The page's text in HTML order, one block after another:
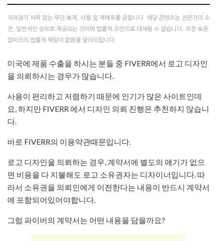
저작권자 허락 없는 무단 복제, 사용 및 재배포를 금합니다. 해당 콘텐츠는 전문가의 소
견, 일반적인 정보로 제공되는 것이며 법률적 조언으로 대체될 수 없습니다. 또한 오픈
업비즈의 법률적 책임이 없음을 알려드립니다.
미국에 제품 수출을 하시는 분들 중 FIVERR에서 로고 디자인
을 의뢰하시는 경우가 많습니다.
사용이 편리하고 저렴하기 때문에 인기가 많은 사이트인데
요, 하지만 FIVERR 에서 디자인 의뢰 진행은 추천하지 않습니
다.
바로 FIVERR의 이용약관때문입니다.
로고 디자인을 의뢰하는 경우, 계약서에 별도의 얘기가 없으
면 비용을 다 지불해도 로고 소유권자는 디자이너입니다. 따
라서 소유권을 의뢰인에게 이전한다는 내용이 반드시 계약서
에 포함되어있어야합니다.
그럼 파이버의 계약서는 어떤 내용을 담을까요?